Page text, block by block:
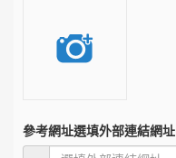
參考網址選填外部連結網址